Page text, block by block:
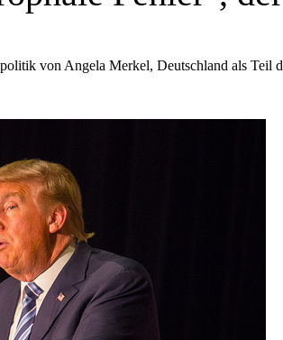
von Angela Merkel, Deutschland als Teil